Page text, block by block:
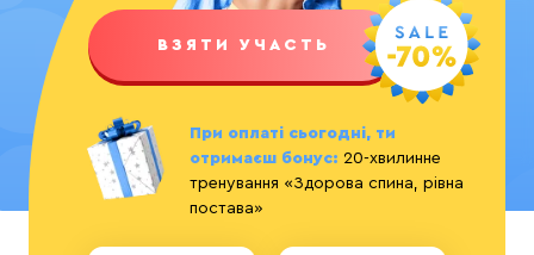
ВЗЯТИ УЧАСТЬ
При оплаті сьогодні, ти
отримаєш бонус: 20-хвилинне
тренування «‎Здорова спина, рівна
постава»‎